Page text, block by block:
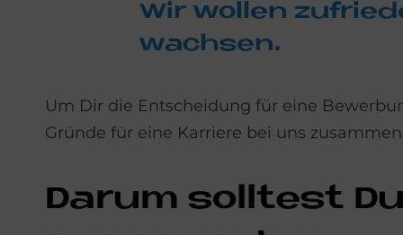
Wir wol­len
wach­sen.
Um Dir die Entscheidung für eine
Gründe für eine Karriere bei uns
Dar­um soll­test